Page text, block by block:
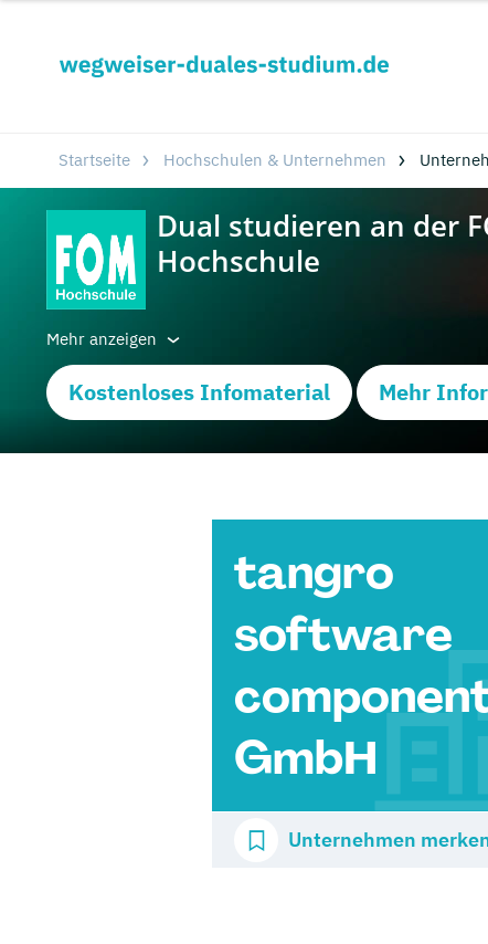
Startseite Hochschulen & Unternehmen
Mehr anzeigen
Kostenloses Infomaterial Mehr
tangro
software
GmbH
Unternehmen